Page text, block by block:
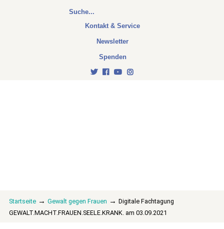
Kontakt & Service
Newsletter
Spenden
Startseite → Gewalt gegen Frauen → Digitale Fachtagung
GEWALT.MACHT.FRAUEN.SEELE.KRANK. am 03.09.2021